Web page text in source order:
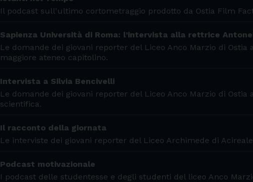
Il podcast sull'ultimo cortometraggio prodotto da Ostia Film
Sapienza Università di Roma: l’intervista alla rettrice
Le domande dei giovani reporter del Liceo Anco Marzio di
maggiore ateneo capitolino.
Intervista a Silvia Bencivelli
Le domande dei giovani reporter del Liceo Anco Marzio di
scientifica.
Il racconto della giornata
Le interviste dei giovani reporter del Liceo Archimede di
Podcast motivazionale
I podcast delle studentesse e degli studenti del liceo Anco